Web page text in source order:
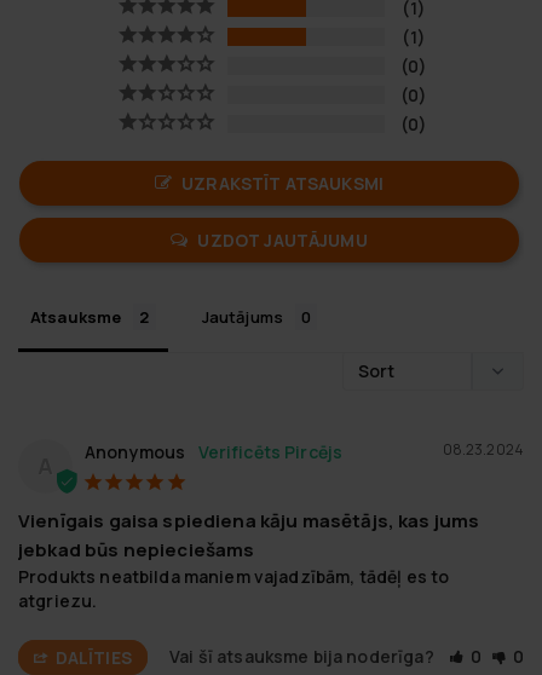
1
1
0
0
0
UZRAKSTĪT ATSAUKSMI
UZDOT JAUTĀJUMU
Atsauksme Jautājums
08.23.2024
Anonymous
Vienīgais gaisa spiediena kāju masētājs, kas jums
jebkad būs nepieciešams
Produkts neatbilda maniem vajadzībām, tādēļ es to
atgriezu.
DALĪTIES Vai šī atsauksme bija noderīga? 0 0